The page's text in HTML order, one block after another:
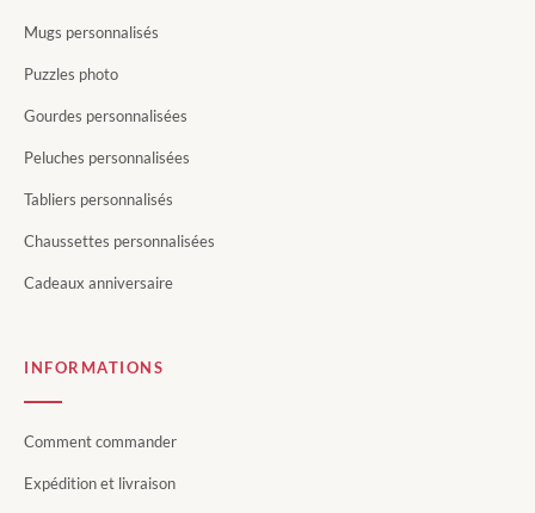
Mugs personnalisés
Puzzles photo
Gourdes personnalisées
Peluches personnalisées
Tabliers personnalisés
Chaussettes personnalisées
Cadeaux anniversaire
INFORMATIONS
Comment commander
Expédition et livraison